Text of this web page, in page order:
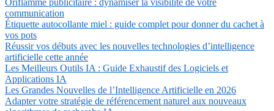
Oriflamme publicitaire : dynamiser la visibilité de votre
communication
Étiquette autocollante miel : guide complet pour donner du cachet à
vos pots
Réussir vos débuts avec les nouvelles technologies d’intelligence
artificielle cette année
Les Meilleurs Outils IA : Guide Exhaustif des Logiciels et
Applications IA
Les Grandes Nouvelles de l’Intelligence Artificielle en 2026
Adapter votre stratégie de référencement naturel aux nouveaux